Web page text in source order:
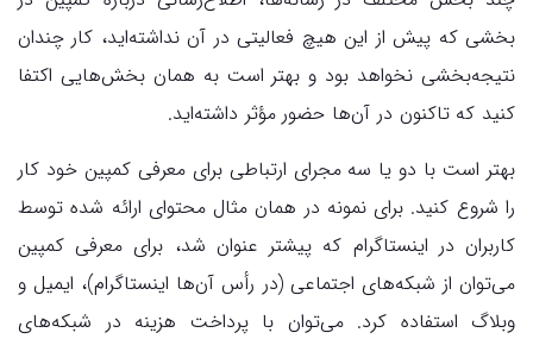
بخشی که پیش از این هیچ فعالیتی در آن نداشته‌اید، کار چندان
نتیجه‌بخشی نخواهد بود و بهتر است به همان بخش‌هایی اکتفا
کنید که تاکنون در آن‌ها حضور مؤثر داشته‌اید.
بهتر است با دو یا سه مجرای ارتباطی برای معرفی کمپین خود کار
را شروع کنید. برای نمونه در همان مثال محتوای ارائه شده توسط
کاربران در اینستاگرام که پیش­تر عنوان شد، برای معرفی کمپین
می‌توان از شبکه‌های اجتماعی (در رأس آن‌‌ها اینستاگرام)، ایمیل و
وبلاگ استفاده کرد. می‌توان با پرداخت هزینه در شبکه‌های